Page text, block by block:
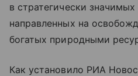
в стратегически
направленных на
богатых природными
Как установило РИА